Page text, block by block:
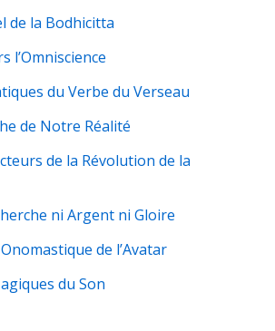
de la Bodhicitta
l’Omniscience
du Verbe du Verseau
de Notre Réalité
de la Révolution de la
ni Argent ni Gloire
de l’Avatar
du Son